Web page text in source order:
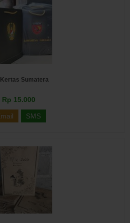
Sumatera
Rp 15.000
SMS